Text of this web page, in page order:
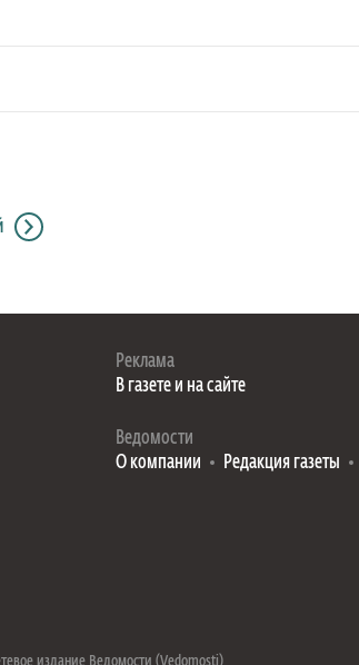
Реклама
В газете и на сайте
Ведомости
О компании
Редакция газеты
издание Ведомости (Vedomosti)